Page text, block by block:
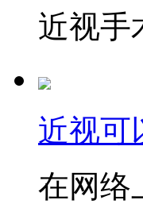
近视手
近视可
在网络